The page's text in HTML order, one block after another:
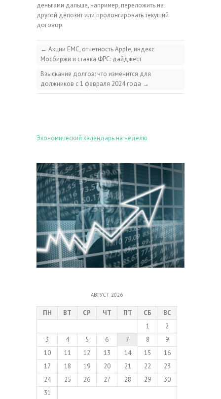
деньгами дальше, например, переложить на
другой депозит или пролонгировать текущий
договор.
← Акции EMC, отчетность Apple, индекс
Мосбиржи и ставка ФРС: дайджест
Взыскание долгов: что изменится для
должников с 1 февраля 2024 года →
Экономический календарь на неделю
АВГУСТ 2026
ПН ВТ СР ЧТ ПТ СБ
ВС
1
2
3
4 5 6 7 8
9
10
11 12 13 14 15
16
17
18 19 20 21 22
23
24
25 26 27 28 29
30
31